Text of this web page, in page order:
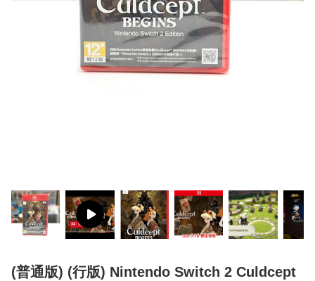
(普通版) (行版) Nintendo Switch 2 Culdcept